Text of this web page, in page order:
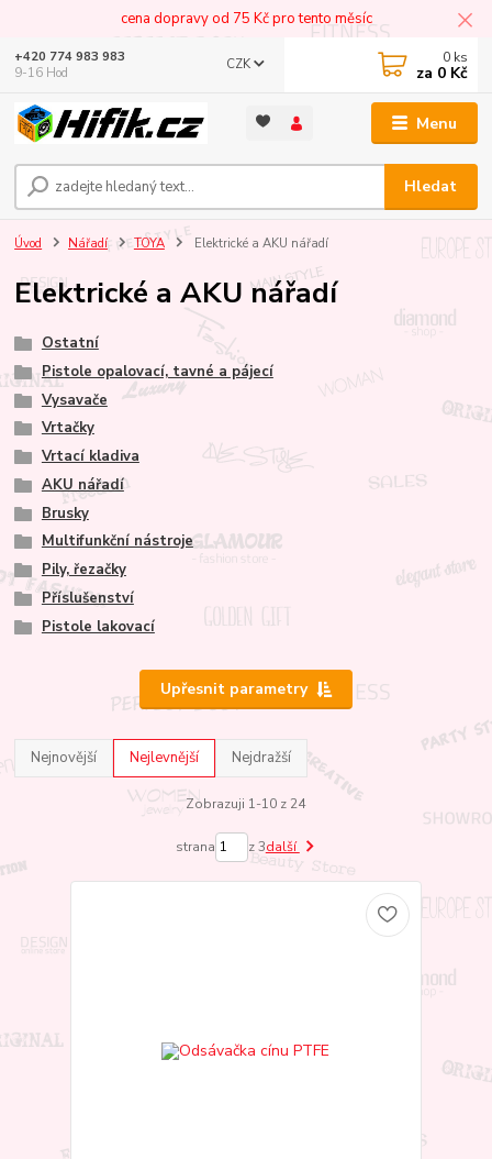
cena dopravy od 75 Kč pro tento měsíc
Menu
CZK
Hledat
+420 774 983 983
9-16 Hod
0 ks
za 0 Kč
Úvod Nářadí TOYA Elektrické a AKU nářadí
Elektrické a AKU nářadí
Ostatní
Pistole opalovací, tavné a pájecí
Vysavače
Vrtačky
Vrtací kladiva
AKU nářadí
Brusky
Multifunkční nástroje
Pily, řezačky
Příslušenství
Pistole lakovací
Upřesnit parametry
Nejnovější Nejlevnější Nejdražší
Zobrazuji 1-10 z 24
strana z 3další